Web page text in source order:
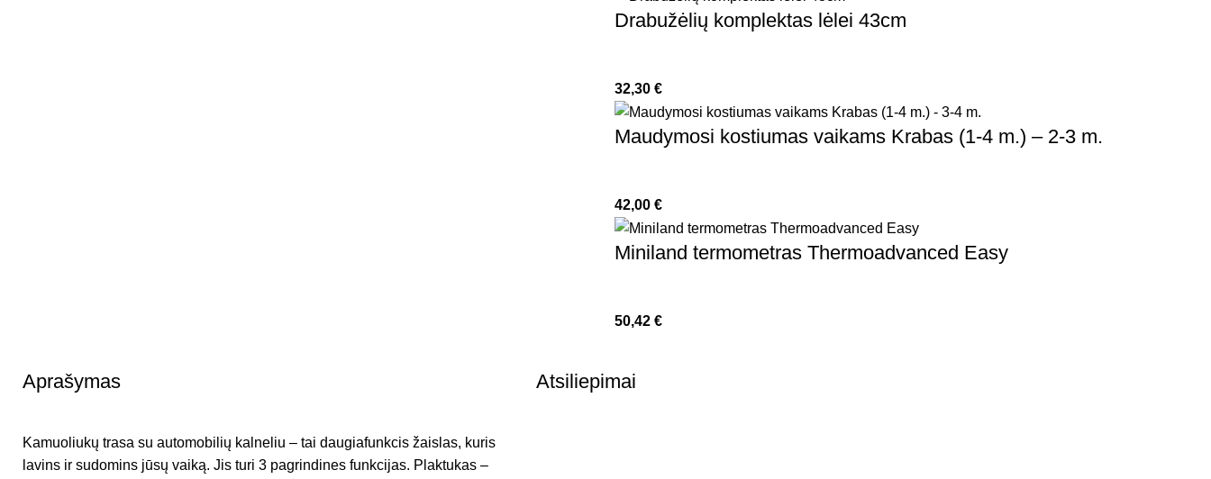
Drabužėlių komplektas lėlei 43cm
32,30 €
Maudymosi kostiumas vaikams Krabas (1-4 m.) – 2-3 m.
42,00 €
Miniland termometras Thermoadvanced Easy
50,42 €
Aprašymas
Kamuoliukų trasa su automobilių kalneliu – tai daugiafunkcis žaislas, kuris
lavins ir sudomins jūsų vaiką. Jis turi 3 pagrindines funkcijas. Plaktukas –
Atsiliepimai